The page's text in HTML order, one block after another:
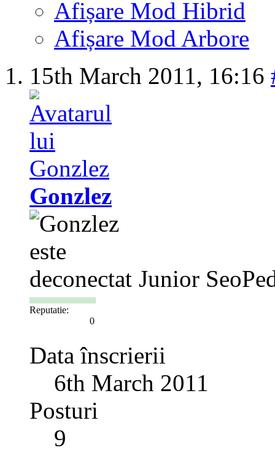
Afișare Mod Hibrid
Afișare Mod Arbore
15th March 2011, 16:16
Gonzlez
Junior
Reputatie:
0
Data înscrierii
6th March 2011
Posturi
9